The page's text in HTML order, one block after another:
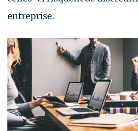
entreprise.